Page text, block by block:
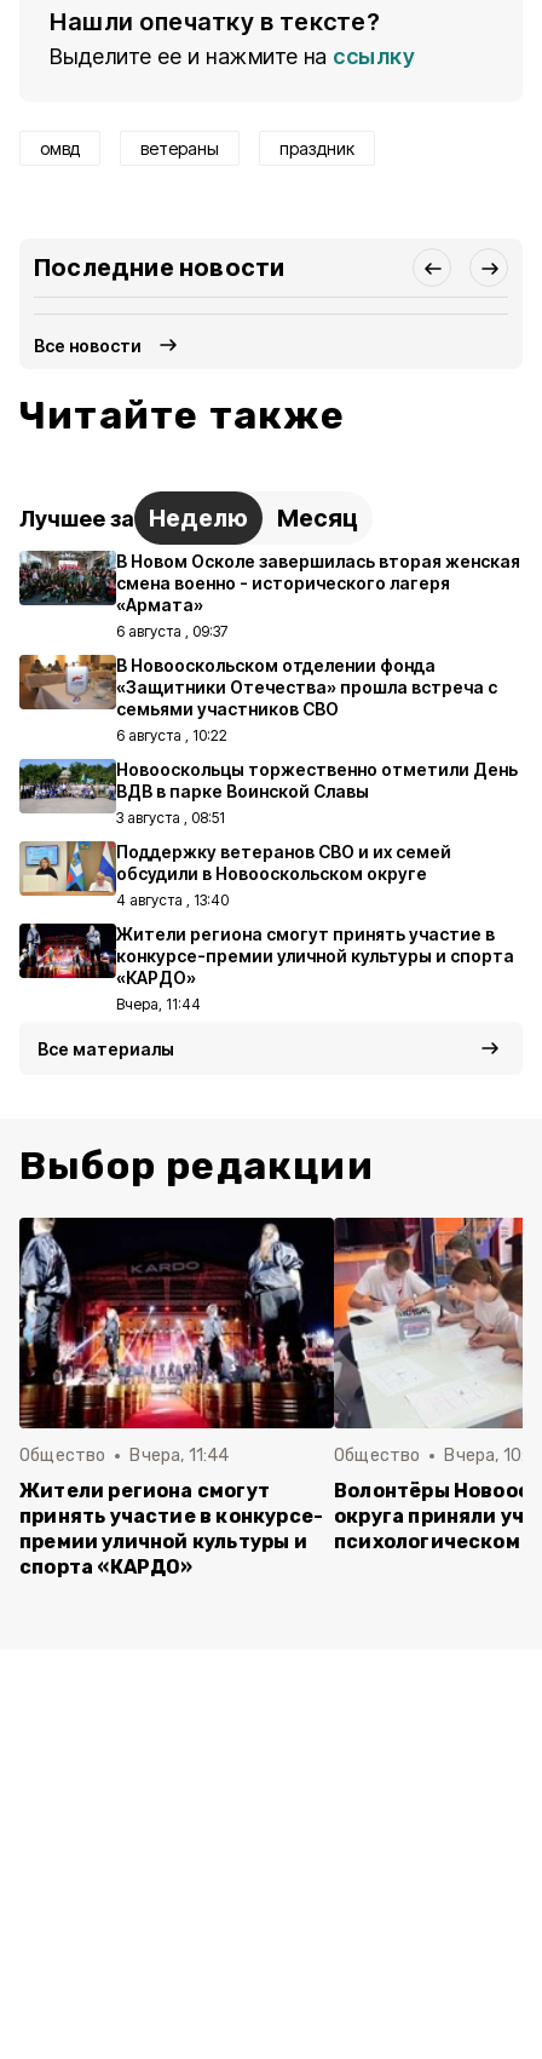
Нашли опечатку в тексте?
Выделите ее и нажмите на ссылку
омвд ветераны праздник
Последние новости
Все новости
Читайте также
Лучшее за Неделю Месяц
В Новом Осколе завершилась вторая женская
смена военно - исторического лагеря
«Армата»
6 августа , 09:37
В Новооскольском отделении фонда
«Защитники Отечества» прошла встреча с
семьями участников СВО
6 августа , 10:22
Новооскольцы торжественно отметили День
ВДВ в парке Воинской Славы
3 августа , 08:51
Поддержку ветеранов СВО и их семей
обсудили в Новооскольском округе
4 августа , 13:40
Жители региона смогут принять участие в
конкурсе-премии уличной культуры и спорта
«КАРДО»
Вчера, 11:44
Все материалы
Выбор редакции
Общество Вчера, 11:44
Жители региона смогут
принять участие в конкурсе-
премии уличной культуры и
спорта «КАРДО»
Общество Вчера,
Волонтёры
округа приняли
психологическом